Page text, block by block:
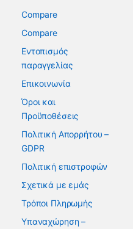
Compare
Compare
Εντοπισμός
παραγγελίας
Επικοινωνία
Όροι και
Προϋποθέσεις
Πολιτική Απορρήτου –
GDPR
Πολιτική επιστροφών
Σχετικά με εμάς
Τρόποι Πληρωμής
Υπαναχώρηση –